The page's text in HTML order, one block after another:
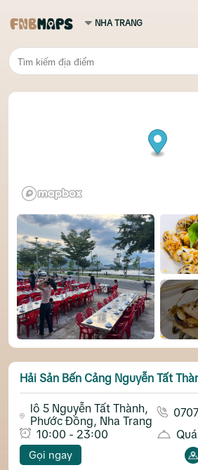
Hải Sản Bến Cảng Nguyễn Tất
lô 5 Nguyễn Tất Thành,
Phước Đồng, Nha Trang
10:00 - 23:00
Gọi ngay